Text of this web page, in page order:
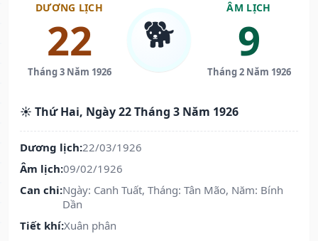
DƯƠNG LỊCH
22
Tháng 3 Năm 1926
🐕
ÂM LỊCH
9
Tháng 2 Năm 1926
☀️ Thứ Hai, Ngày 22 Tháng 3 Năm 1926
Dương lịch:22/03/1926
Âm lịch:09/02/1926
Can chi:Ngày: Canh Tuất, Tháng: Tân Mão, Năm: Bính
Dần
Tiết khí:Xuân phân